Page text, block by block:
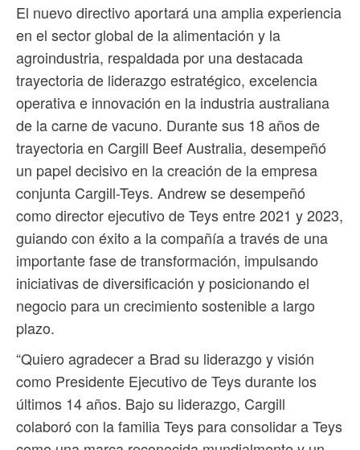
El nuevo directivo aportará una amplia experiencia
en el sector global de la alimentación y la
agroindustria, respaldada por una destacada
trayectoria de liderazgo estratégico, excelencia
operativa e innovación en la industria australiana
de la carne de vacuno. Durante sus 18 años de
trayectoria en Cargill Beef Australia, desempeñó
un papel decisivo en la creación de la empresa
conjunta Cargill-Teys. Andrew se desempeñó
como director ejecutivo de Teys entre 2021 y 2023,
guiando con éxito a la compañía a través de una
importante fase de transformación, impulsando
iniciativas de diversificación y posicionando el
negocio para un crecimiento sostenible a largo
plazo.
“Quiero agradecer a Brad su liderazgo y visión
como Presidente Ejecutivo de Teys durante los
últimos 14 años. Bajo su liderazgo, Cargill
colaboró ​​con la familia Teys para consolidar a Teys